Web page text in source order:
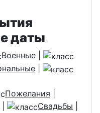
даты
Военные
Пожелания
Свадьбы